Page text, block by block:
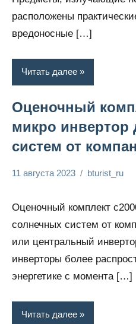
расположены
вредоносные […]
Читать далее
Оценочный
микро инвертор
систем от
11 августа 2023 bturist_ru
Оценочный комплект
солнечных систем от
или центральный
инверторы более
энергетике с момента […]
Читать далее